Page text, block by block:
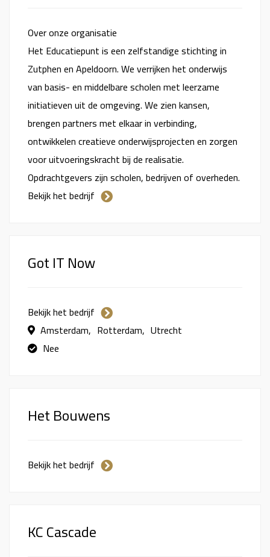
Over onze organisatie
Het Educatiepunt is een zelfstandige stichting in
Zutphen en Apeldoorn. We verrijken het onderwijs
van basis- en middelbare scholen met leerzame
initiatieven uit de omgeving. We zien kansen,
brengen partners met elkaar in verbinding,
ontwikkelen creatieve onderwijsprojecten en zorgen
voor uitvoeringskracht bij de realisatie.
Opdrachtgevers zijn scholen, bedrijven of overheden.
Bekijk het bedrijf
Got IT Now
Bekijk het bedrijf
Amsterdam Rotterdam Utrecht
Nee
Het Bouwens
Bekijk het bedrijf
KC Cascade